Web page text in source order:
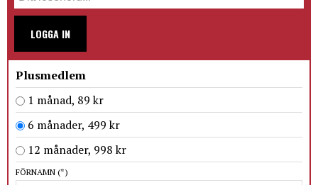
LOGGA IN
Plusmedlem
1 månad, 89 kr
6 månader, 499 kr
12 månader, 998 kr
FÖRNAMN (*)